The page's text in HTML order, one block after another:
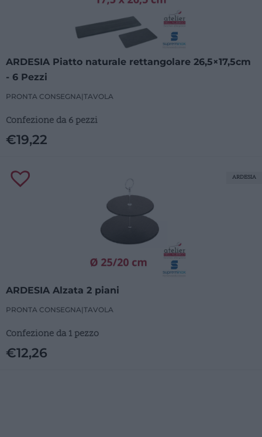
ARDESIA Piatto naturale rettangolare 26,5×17,5cm
- 6 Pezzi
PRONTA CONSEGNA|TAVOLA
Confezione da 6 pezzi
€19,22
ARDESIA Alzata 2 piani
PRONTA CONSEGNA|TAVOLA
Confezione da 1 pezzo
€12,26
ARDESIA